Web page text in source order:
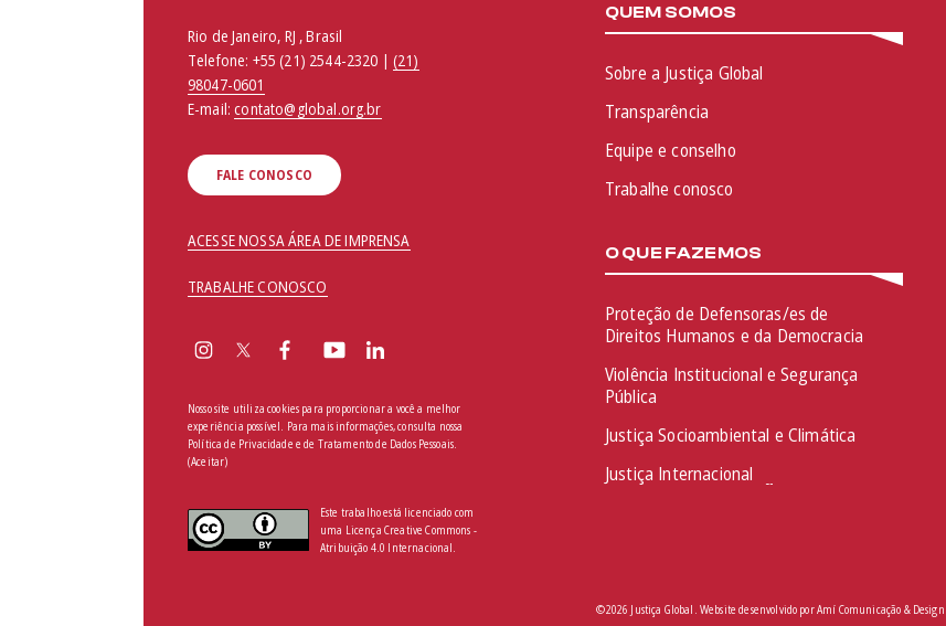
Rio de Janeiro, RJ , Brasil
Telefone: +55 (21) 2544-2320 | (21)
98047-0601
E-mail:contato@global.org.br
FALE CONOSCO
ACESSE NOSSA ÁREA DE IMPRENSA
TRABALHE CONOSCO
Nosso site utiliza cookies para proporcionar a você a melhor
experiência possível. Para mais informações, consulta nossa
Política de Privacidade e de Tratamento de Dados Pessoais.
(Aceitar)
Este trabalho está licenciado com
uma Licença Creative Commons -
Atribuição 4.0 Internacional.
QUEM SOMOS
Sobre a Justiça Global
Transparência
Equipe e conselho
Trabalhe conosco
O QUE FAZEMOS
Proteção de Defensoras/es de
Direitos Humanos e da Democracia
Violência Institucional e Segurança
Pública
Justiça Socioambiental e Climática
Justiça Internacional
©2026 Justiça Global. Website desenvolvido porAmí Comunicação & Design